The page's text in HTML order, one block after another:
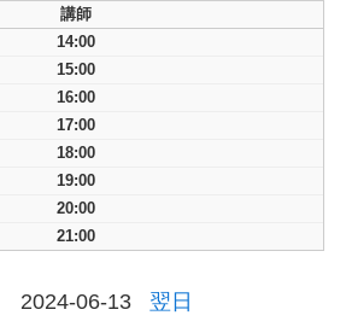
講師
14:00
15:00
16:00
17:00
18:00
19:00
20:00
21:00
2024-06-13 翌日